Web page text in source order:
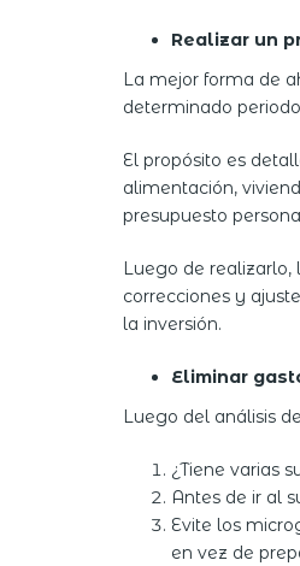
Realizar un
La mejor forma de
determinado
El propósito es
alimentación,
presupuesto
Luego de realizarlo,
correcciones y
la inversión.
Eliminar
Luego del análisis
¿Tiene varias
Antes de ir al
Evite los
en vez de